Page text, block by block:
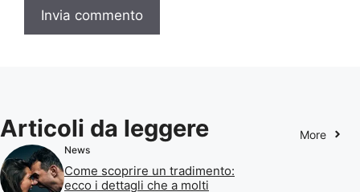
Articoli da leggere More
News
Come scoprire un tradimento:
ecco i dettagli che a molti